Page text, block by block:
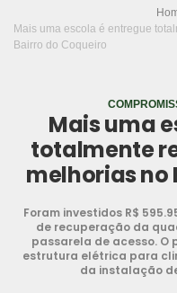
Mais uma escola é entregue
Bairro do Coqueiro
Mais uma
totalmente
melhorias no
Foram investidos R$
de recuperação da
passarela de acesso. O
estrutura elétrica para
da instalação